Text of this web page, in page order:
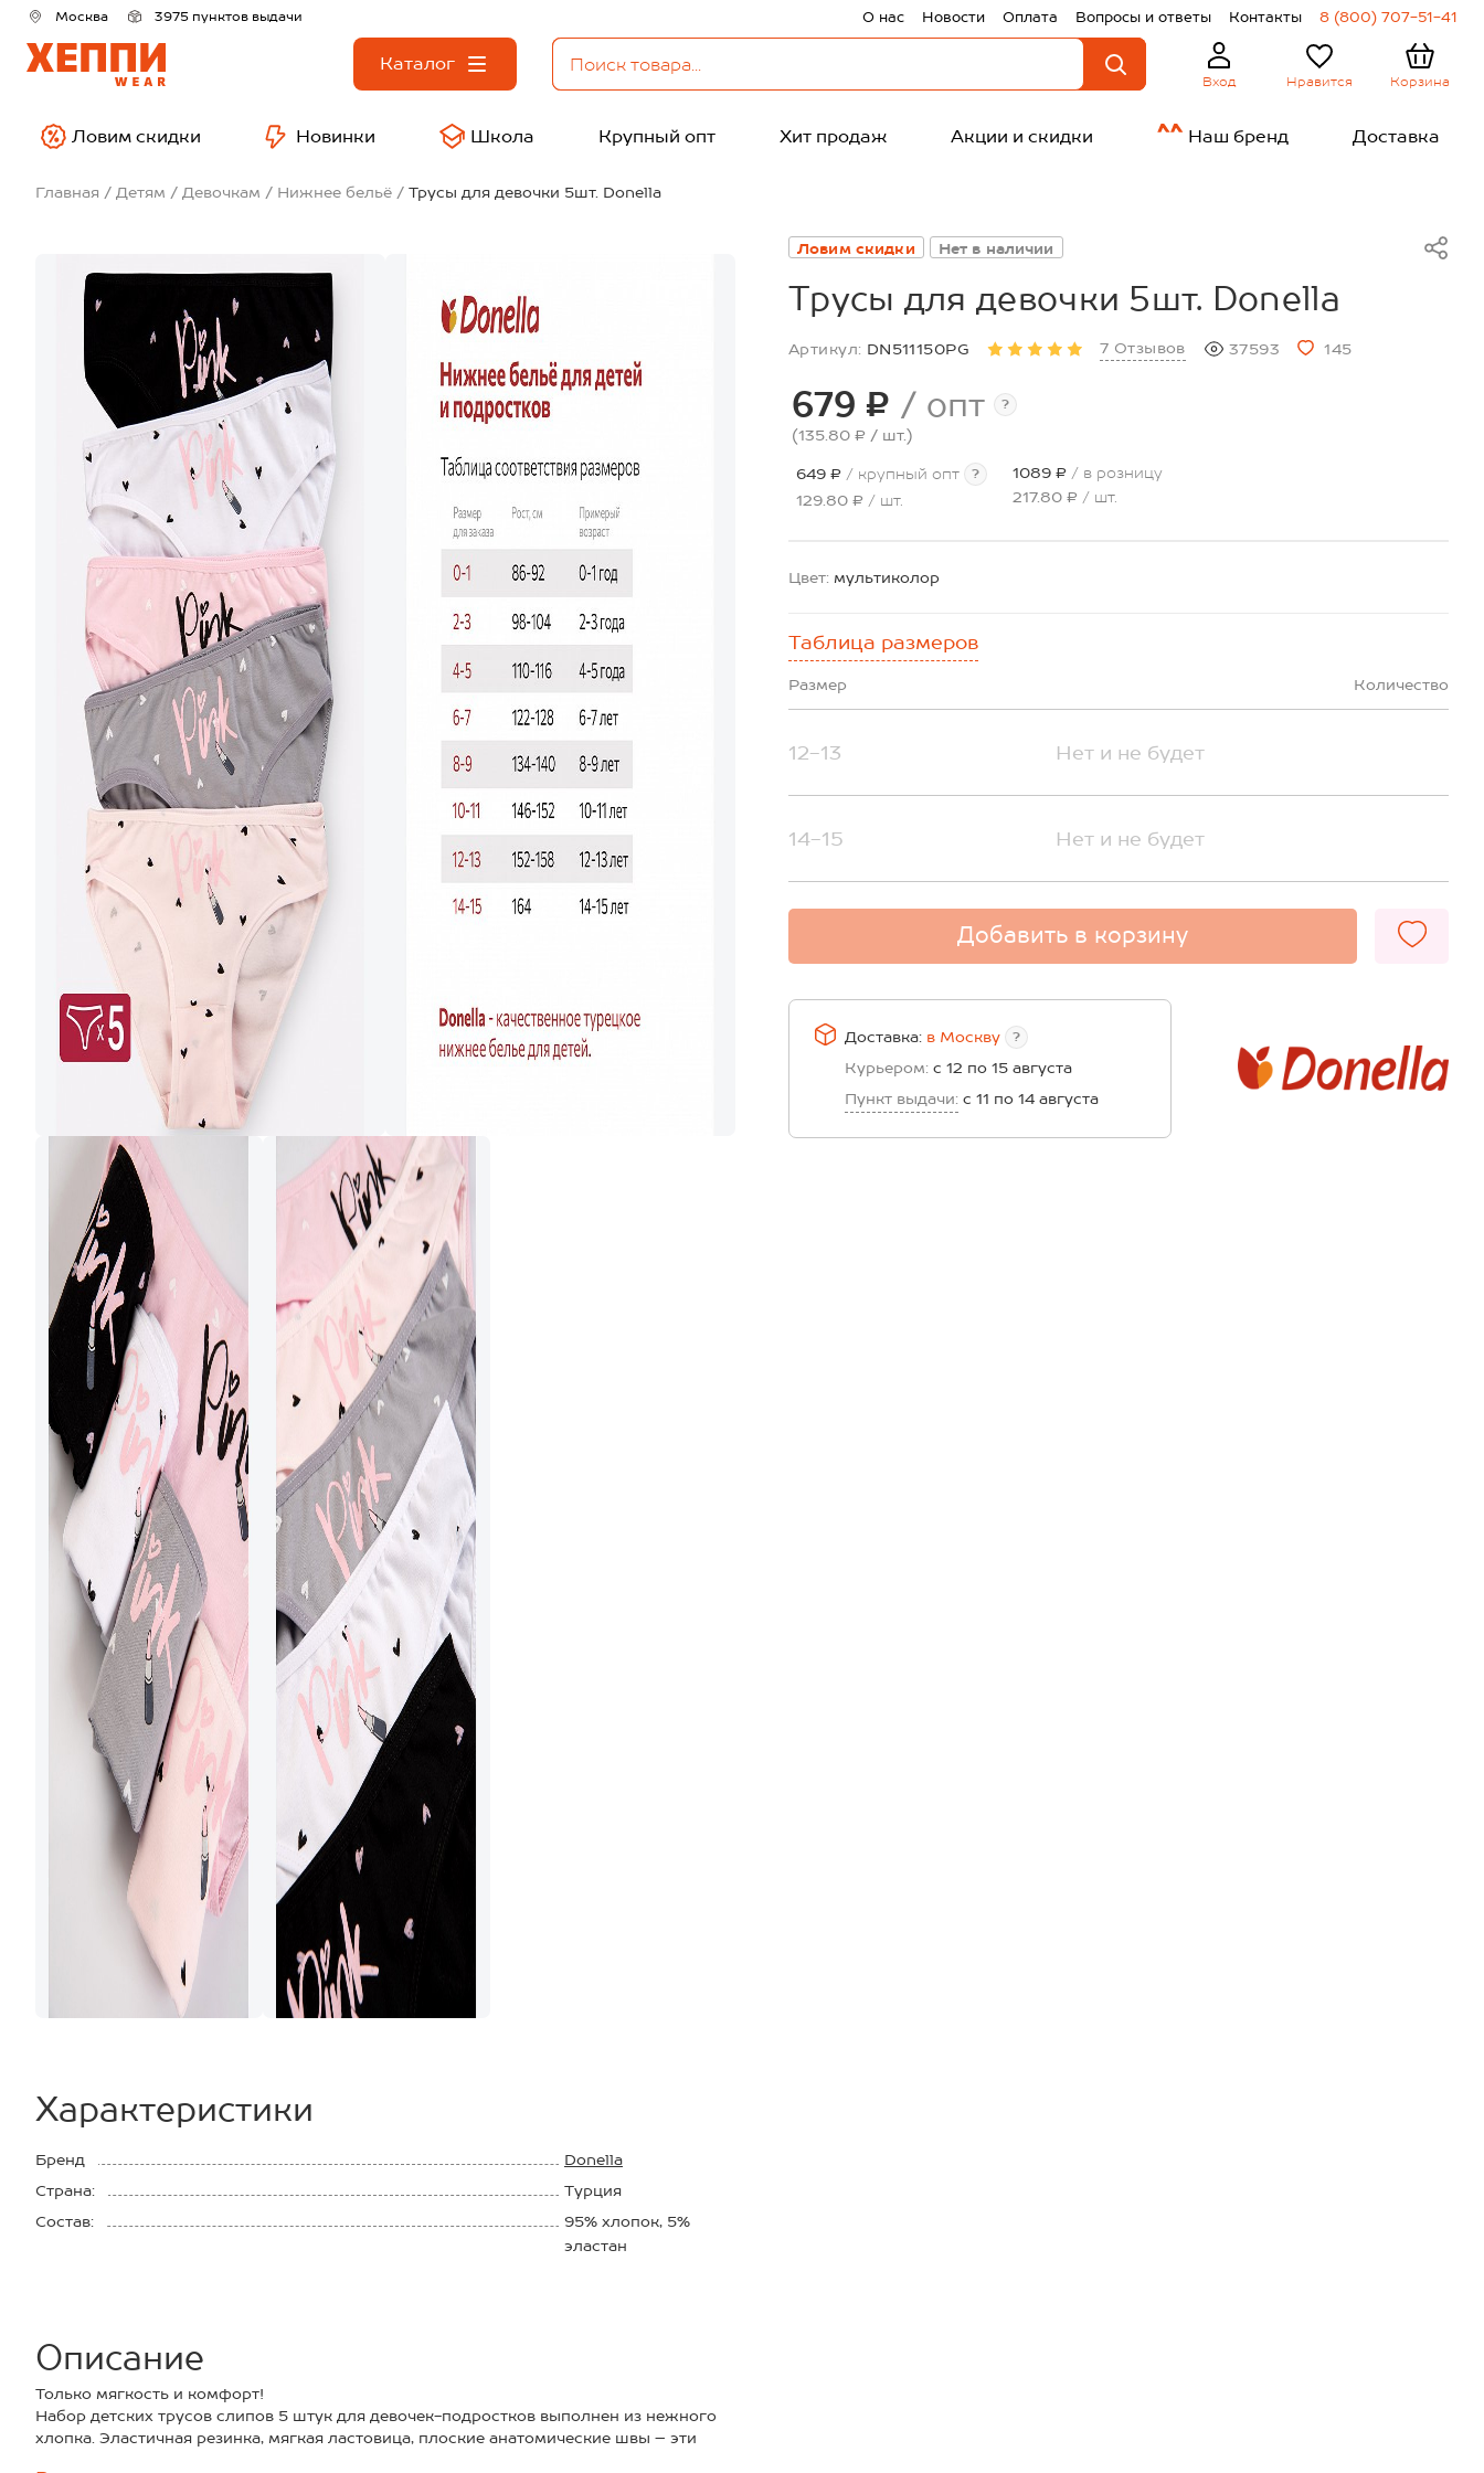
Москва 3975 пунктов выдачи О нас Новости Оплата Вопросы и ответы Контакты 8 (800) 707-51-41
Каталог
Вход Нравится Корзина
Ловим скидки Новинки Школа Крупный опт Хит продаж Акции и скидки Наш бренд Доставка
Главная Детям Девочкам Нижнее бельё Трусы для девочки 5шт. Donella
Ловим скидки Нет в наличии
Трусы для девочки 5шт. Donella
Артикул: DN511150PG 7 Отзывов 37593 145
679 ₽ / опт ?
(135.80 ₽ / шт.)
649 ₽ / крупный опт ?
129.80 ₽ / шт.
1089 ₽ / в розницу
217.80 ₽ / шт.
Цвет: мультиколор
Таблица размеров
Размер Количество
12-13 Нет и не будет
14-15 Нет и не будет
Добавить в корзину
Доставка: в Москву ?
Курьером: с 12 по 15 августа
Пункт выдачи: с 11 по 14 августа
Характеристики
Бренд
Donella
Страна:
Турция
Состав:
95% хлопок, 5%
эластан
Описание
Только мягкость и комфорт!
Набор детских трусов слипов 5 штук для девочек-подростков выполнен из нежного
хлопка. Эластичная резинка, мягкая ластовица, плоские анатомические швы – эти